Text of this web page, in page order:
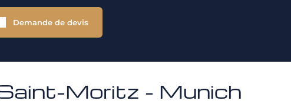
Demande de devis
Moritz - Munich